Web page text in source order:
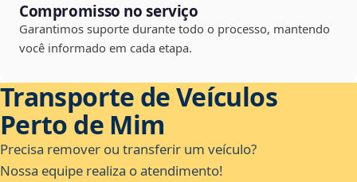
Compromisso no serviço
Garantimos suporte durante todo o processo, mantendo
você informado em cada etapa.
Transporte de Veículos
Perto de Mim
Precisa remover ou transferir um veículo?
Nossa equipe realiza o atendimento!